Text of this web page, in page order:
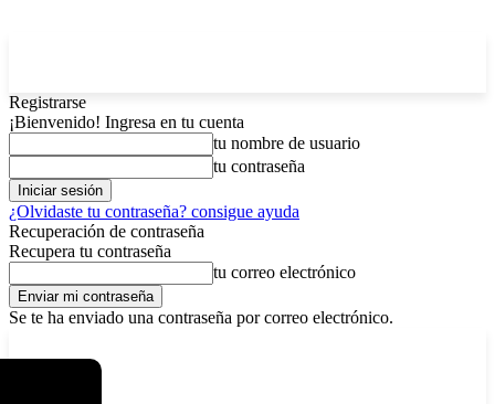
Registrarse
¡Bienvenido! Ingresa en tu cuenta
tu nombre de usuario
tu contraseña
¿Olvidaste tu contraseña? consigue ayuda
Recuperación de contraseña
Recupera tu contraseña
tu correo electrónico
Se te ha enviado una contraseña por correo electrónico.